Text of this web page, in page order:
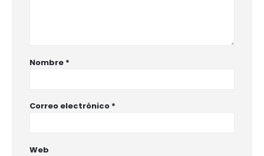
Nombre *
Correo electrónico *
Web